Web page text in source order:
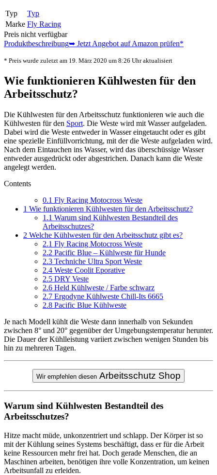
Typ
Typ
Marke Fly Racing
Preis nicht verfügbar
Produktbeschreibung➥ Jetzt Angebot auf Amazon prüfen*
* Preis wurde zuletzt am 19. März 2020 um 8:26 Uhr aktualisiert
Wie funktionieren Kühlwesten für den
Arbeitsschutz?
Die Kühlwesten für den Arbeitsschutz funktionieren wie auch die
Kühlwesten für den Sport. Die Weste wird mit Wasser aufgeladen.
Dabei wird die Weste entweder in Wasser eingetaucht oder es gibt
eine spezielle Einfüllvorrichtung, mit der die Weste aufgeladen wird.
Nach dem Eintauchen ins Wasser, wird das überschüssige Wasser
entweder ausgedrückt oder abgestrichen. Danach kann die Weste
angelegt werden.
Contents
0.1 Fly Racing Motocross Weste
1 Wie funktionieren Kühlwesten für den Arbeitsschutz?
1.1 Warum sind Kühlwesten Bestandteil des
Arbeitsschutzes?
2 Welche Kühlwesten für den Arbeitsschutz gibt es?
2.1 Fly Racing Motocross Weste
2.2 Pacific Blue – Kühlweste für Hunde
2.3 Techniche Ultra Sport Weste
2.4 Weste Coolit Eporative
2.5 DRY Veste
2.6 Held Kühlweste / Farbe schwarz
2.7 Ergodyne Kühlweste Chill-Its 6665
2.8 Pacific Blue Kühlweste
Je nach Modell kühlt die Weste dann innerhalb von Sekunden
zwischen 8° und 20° gegenüber der Umgebungstemperatur herunter.
Die Dauer der Kühlleistung variiert zwischen wenigen Stunden bis
hin zu mehreren Tagen.
Wir empfehlen diesen Arbeitsschutz Shop
Warum sind Kühlwesten Bestandteil des
Arbeitsschutzes?
Hitze macht müde, unkonzentriert und schlapp. Der Körper ist so
mit der Kühlung seines Systems beschäftigt, dass er für die Arbeit
keine Ressourcen mehr frei hat. Doch gerade Menschen, die an
Maschinen arbeiten, benötigen ihre volle Konzentration, um keinen
Arbeitsunfall zu erleiden.